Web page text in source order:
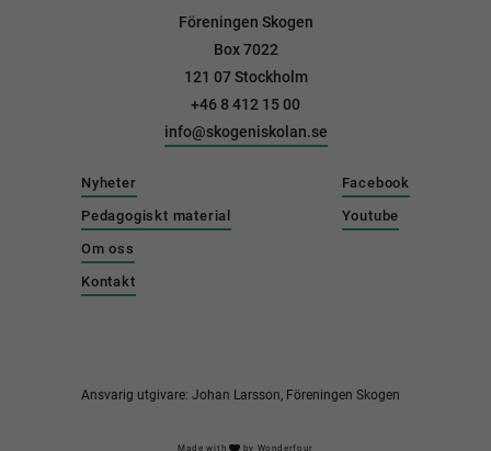
Föreningen Skogen
Box 7022
121 07 Stockholm
+46 8 412 15 00
info@skogeniskolan.se
Nyheter
Pedagogiskt material
Om oss
Kontakt
Facebook
Youtube
Ansvarig utgivare: Johan Larsson, Föreningen Skogen
Made with by Wonderfour